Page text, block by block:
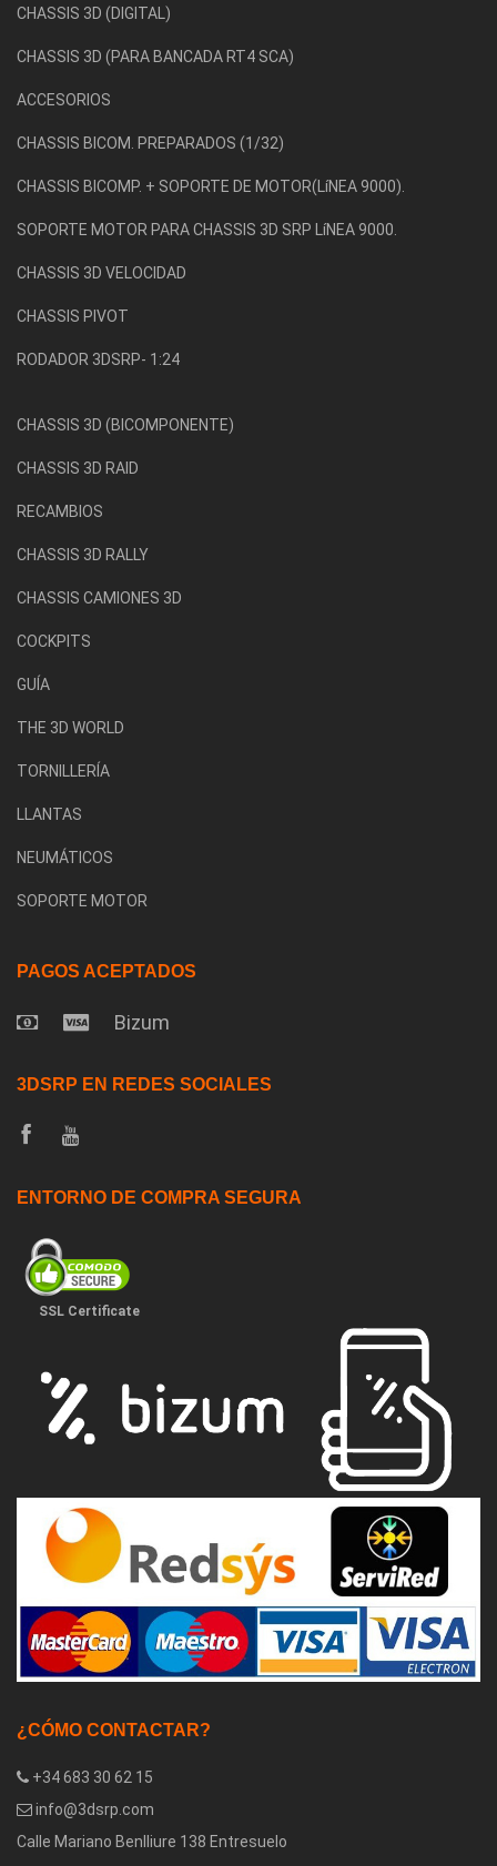
CHASSIS 3D (DIGITAL)
CHASSIS 3D (PARA BANCADA RT4 SCA)
ACCESORIOS
CHASSIS BICOM. PREPARADOS (1/32)
CHASSIS BICOMP. + SOPORTE DE MOTOR(LíNEA 9000).
SOPORTE MOTOR PARA CHASSIS 3D SRP LíNEA 9000.
CHASSIS 3D VELOCIDAD
CHASSIS PIVOT
RODADOR 3DSRP- 1:24
CHASSIS 3D (BICOMPONENTE)
CHASSIS 3D RAID
RECAMBIOS
CHASSIS 3D RALLY
CHASSIS CAMIONES 3D
COCKPITS
GUÍA
THE 3D WORLD
TORNILLERÍA
LLANTAS
NEUMÁTICOS
SOPORTE MOTOR
PAGOS ACEPTADOS
Bizum
3DSRP EN REDES SOCIALES
ENTORNO DE COMPRA SEGURA
SSL Certificate
¿CÓMO CONTACTAR?
+34 683 30 62 15
info@3dsrp.com
Calle Mariano Benlliure 138 Entresuelo